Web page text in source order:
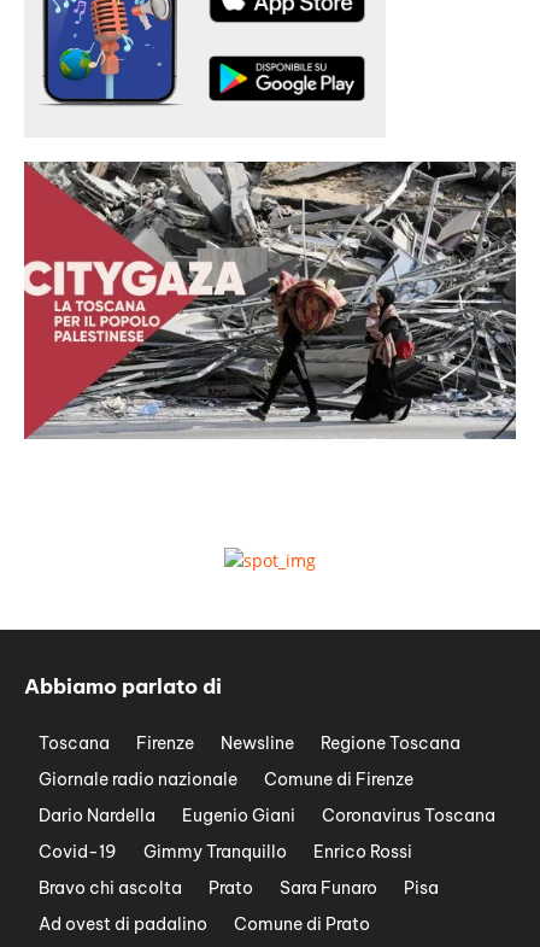
Abbiamo parlato di
Toscana Firenze Newsline
Regione Toscana
Giornale radio nazionale
Comune di Firenze
Dario Nardella
Eugenio Giani
Coronavirus Toscana
Covid-19
Gimmy Tranquillo
Enrico Rossi
Bravo chi ascolta
Prato Sara Funaro
Pisa
Ad ovest di padalino
Comune di Prato